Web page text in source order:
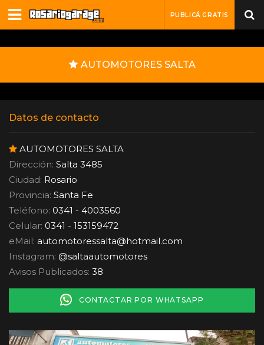
PUBLICÁ GRATIS
AUTOMOTORES SALTA
Datos de contacto
AUTOMOTORES SALTA
Dirección: Salta 3485
Ciudad: Rosario
Provincia: Santa Fe
Teléfono: 0341 - 4003560
Celular: 0341 - 153159472
eMail: automotoressalta@hotmail.com
Instagram: @saltaautomotores
Avisos Publicados: 38
CONTACTAR POR WHATSAPP